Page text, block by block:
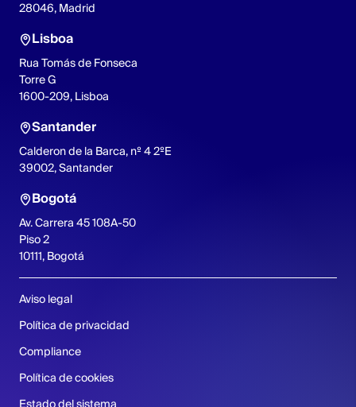
28046, Madrid
Lisboa
Rua Tomás de Fonseca
Torre G
1600-209, Lisboa
Santander
Calderon de la Barca, nº 4 2ºE
39002, Santander
Bogotá
Av. Carrera 45 108A-50
Piso 2
10111, Bogotá
Aviso legal
Política de privacidad
Compliance
Política de cookies
Estado del sistema